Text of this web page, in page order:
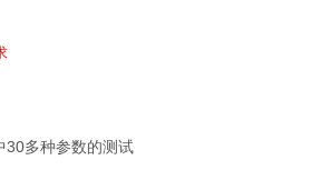
30多种参数的测试